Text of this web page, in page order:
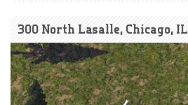
300 North Lasalle, Chicago, IL